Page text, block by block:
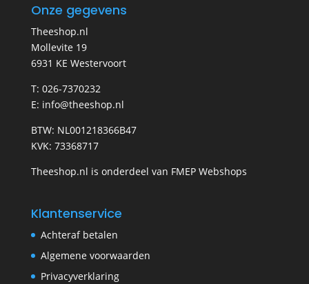
Onze gegevens
Theeshop.nl
Mollevite 19
6931 KE Westervoort
T: 026-7370232
E: info@theeshop.nl
BTW: NL001218366B47
KVK: 73368717
Theeshop.nl is onderdeel van FMEP Webshops
Klantenservice
Achteraf betalen
Algemene voorwaarden
Privacyverklaring